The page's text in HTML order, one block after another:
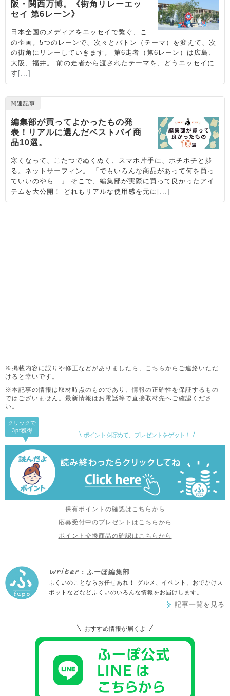
※掲載内容に誤りや修正などがありましたら、 こちら からご連絡いただ
けると幸いです。
※本記事の情報は取材時点のものであり、情報の正確性を保証するもの
ではございません。 最新情報はお電話等で直接取材先へご確認くださ
い。
ポイントを貯めて、プレゼントをゲット！
クリックで
3pt獲得
保有ポイントの確認はこちらから
応募受付中のプレゼントはこちらから
ポイント交換商品の確認はこちらから
writer : ふーぽ編集部
ふくいのことならお任せあれ！ グルメ、イベント、おでかけス
ポットなどなどふくいのいろんな情報をお届けします。
記事一覧を見る
おすすめ情報が届くよ